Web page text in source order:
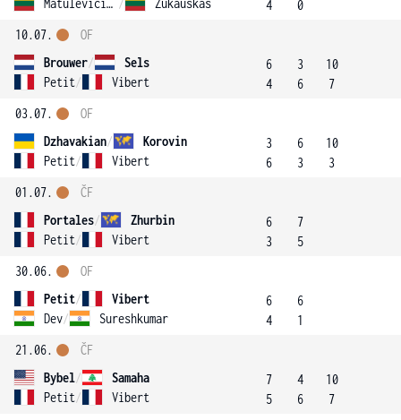
4
0
10.07.
Brouwer/
Sels
Petit/ Vibert
OF
6
4
3
6
10
7
03.07.
Dzhavakian/
Korovin
Petit/ Vibert
OF
3
6
6
3
10
3
01.07.
Portales/
Zhurbin
Petit/ Vibert
ČF
6
3
7
5
30.06.
Petit/
Vibert
Dev/ Sureshkumar
OF
6
4
6
1
21.06.
Bybel/
Samaha
Petit/ Vibert
ČF
7
5
4
6
10
7